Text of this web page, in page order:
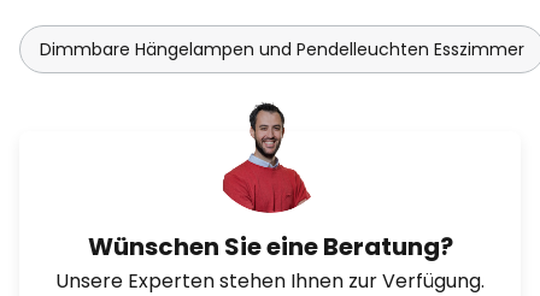
Dimmbare Hängelampen und Pendelleuchten Esszimmer
Wünschen Sie eine Beratung?
Unsere Experten stehen Ihnen zur Verfügung.